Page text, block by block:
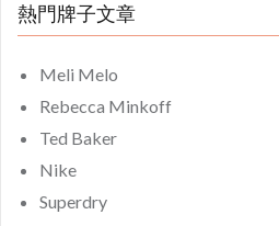
熱門牌子文章
Meli Melo
Rebecca Minkoff
Ted Baker
Nike
Superdry